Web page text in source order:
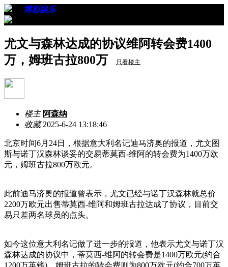
博彩娱乐
尤文与森林达成的协议维阿转会费1400
万，姆班古拉800万
只看楼主
楼主 阿森纳
收藏2025-6-24 13:18:46
北京时间6月24日，根据意大利名记迪马济奥的报道，尤文图
斯与诺丁汉森林谈妥的交易蒂莫西-维阿的转会费为1400万欧
元，姆班古拉800万欧元。
此前迪马济奥的报道曾表示，尤文已经与诺丁汉森林就总价
2200万欧元出售蒂莫西-维阿和姆班古拉达成了协议，目前交
易只差两名球员的点头。
如今这位意大利名记做了进一步的报道，他表示尤文与诺丁汉
森林达成的协议中，蒂莫西-维阿的转会费是1400万欧元(约合
1200万英镑)，姆班古拉的转会费则为800万欧元(约合700万英